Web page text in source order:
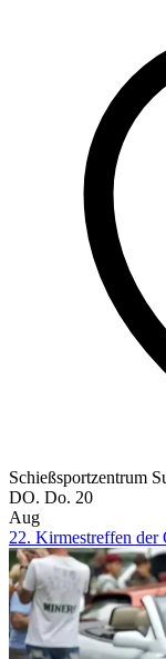
Schießsportzentrum
DO. Do. 20
Aug
22. Kirmestreffen der